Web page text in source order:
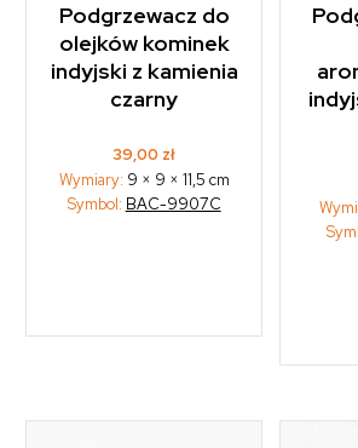
Podgrzewacz do
olejków kominek
indyjski z kamienia
czarny
39,00 zł
Wymiary: 9 × 9 × 11,5 cm
Symbol: BAC-9907C